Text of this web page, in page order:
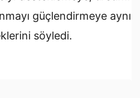
güçlendirmeye aynı
söyledi.